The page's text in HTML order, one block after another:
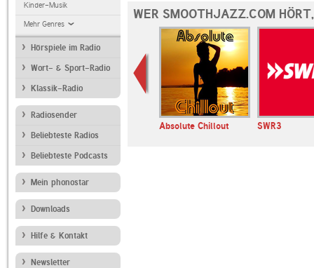
Kinder-Musik
Mehr Genres
Hörspiele im Radio
Wort- & Sport-Radio
Klassik-Radio
Radiosender
Beliebteste Radios
Beliebteste Podcasts
Mein phonostar
Downloads
Hilfe & Kontakt
Newsletter
WER SMOOTHJAZZ.COM
Absolute Chillout SWR3